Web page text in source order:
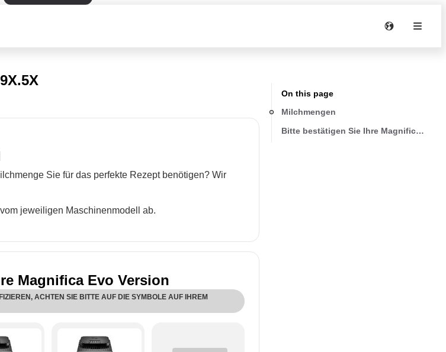
Sie für das perfekte Rezept benötigen? Wir
jeweiligen Maschinenmodell ab.
Magnifica Evo Version
ACHTEN SIE BITTE AUF DIE SYMBOLE AUF IHREM
On this page
Milchmengen
Bitte bestätigen Sie Ihre Magnifica Evo